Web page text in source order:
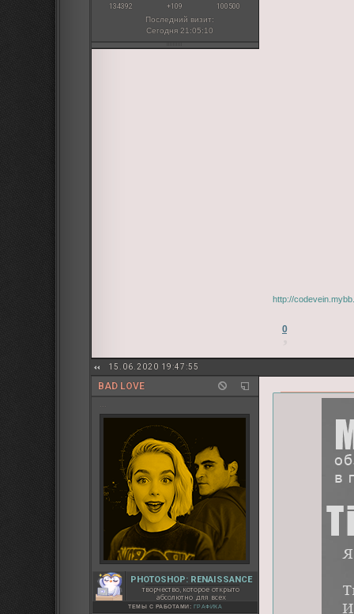
134392
+109
100500
Последний визит:
Сегодня 21:05:10
http://
0
15.06.2020 19:47:55
BAD LOVE
...
PHOTOSHOP: RENAISSANCE
творчество, которое открыто
абсолютно для всех
ТЕМЫ С РАБОТАМИ: ГРАФИКА